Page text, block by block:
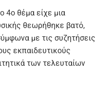
4ο θέμα είχε μια
θεωρήθηκε βατό,
με τις συζητήσεις
εκπαιδευτικούς
των τελευταίων